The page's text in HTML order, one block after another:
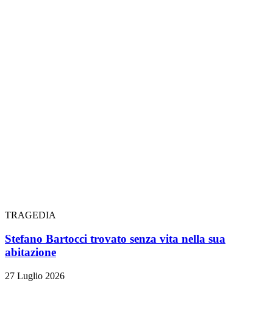
TRAGEDIA
Stefano Bartocci trovato senza vita nella sua
abitazione
27 Luglio 2026